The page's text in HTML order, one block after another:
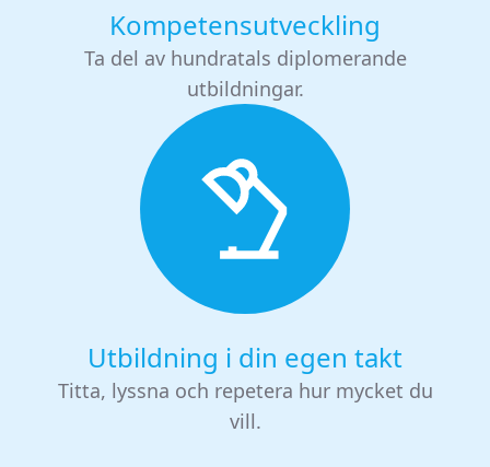
Kompetensutveckling
Ta del av hundratals diplomerande
utbildningar.
Utbildning i din egen takt
Titta, lyssna och repetera hur mycket du
vill.